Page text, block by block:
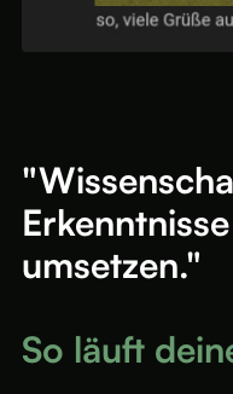
umsetzen."
So läuft